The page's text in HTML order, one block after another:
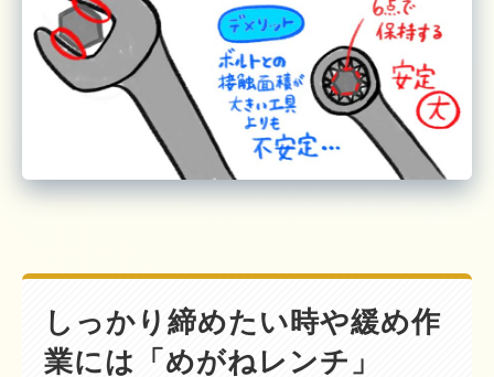
しっかり締めたい時や緩め作
業には「めがねレンチ」